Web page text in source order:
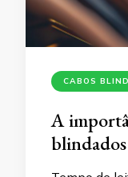
CABOS
A